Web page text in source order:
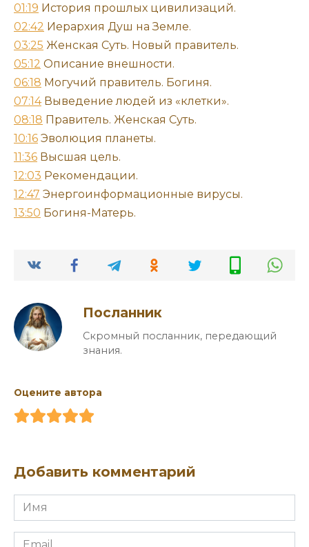
01:19 История прошлых цивилизаций.
02:42 Иерархия Душ на Земле.
03:25 Женская Суть. Новый правитель.
05:12 Описание внешности.
06:18 Могучий правитель. Богиня.
07:14Выведение людей из «клетки».
08:18 Правитель. Женская Суть.
10:16 Эволюция планеты.
11:36 Высшая цель.
12:03 Рекомендации.
12:47 Энергоинформационные вирусы.
13:50 Богиня-Матерь.
Посланник
Скромный посланник, передающий
знания.
Оцените автора
Добавить комментарий
Имя
*
Email